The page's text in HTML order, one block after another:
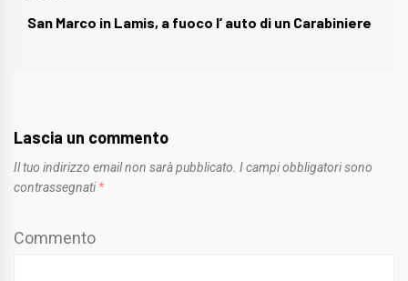
Next
San Marco in Lamis, a fuoco l’ auto di un Carabiniere
Lascia un commento
Il tuo indirizzo email non sarà pubblicato. I campi obbligatori sono
contrassegnati *
Commento